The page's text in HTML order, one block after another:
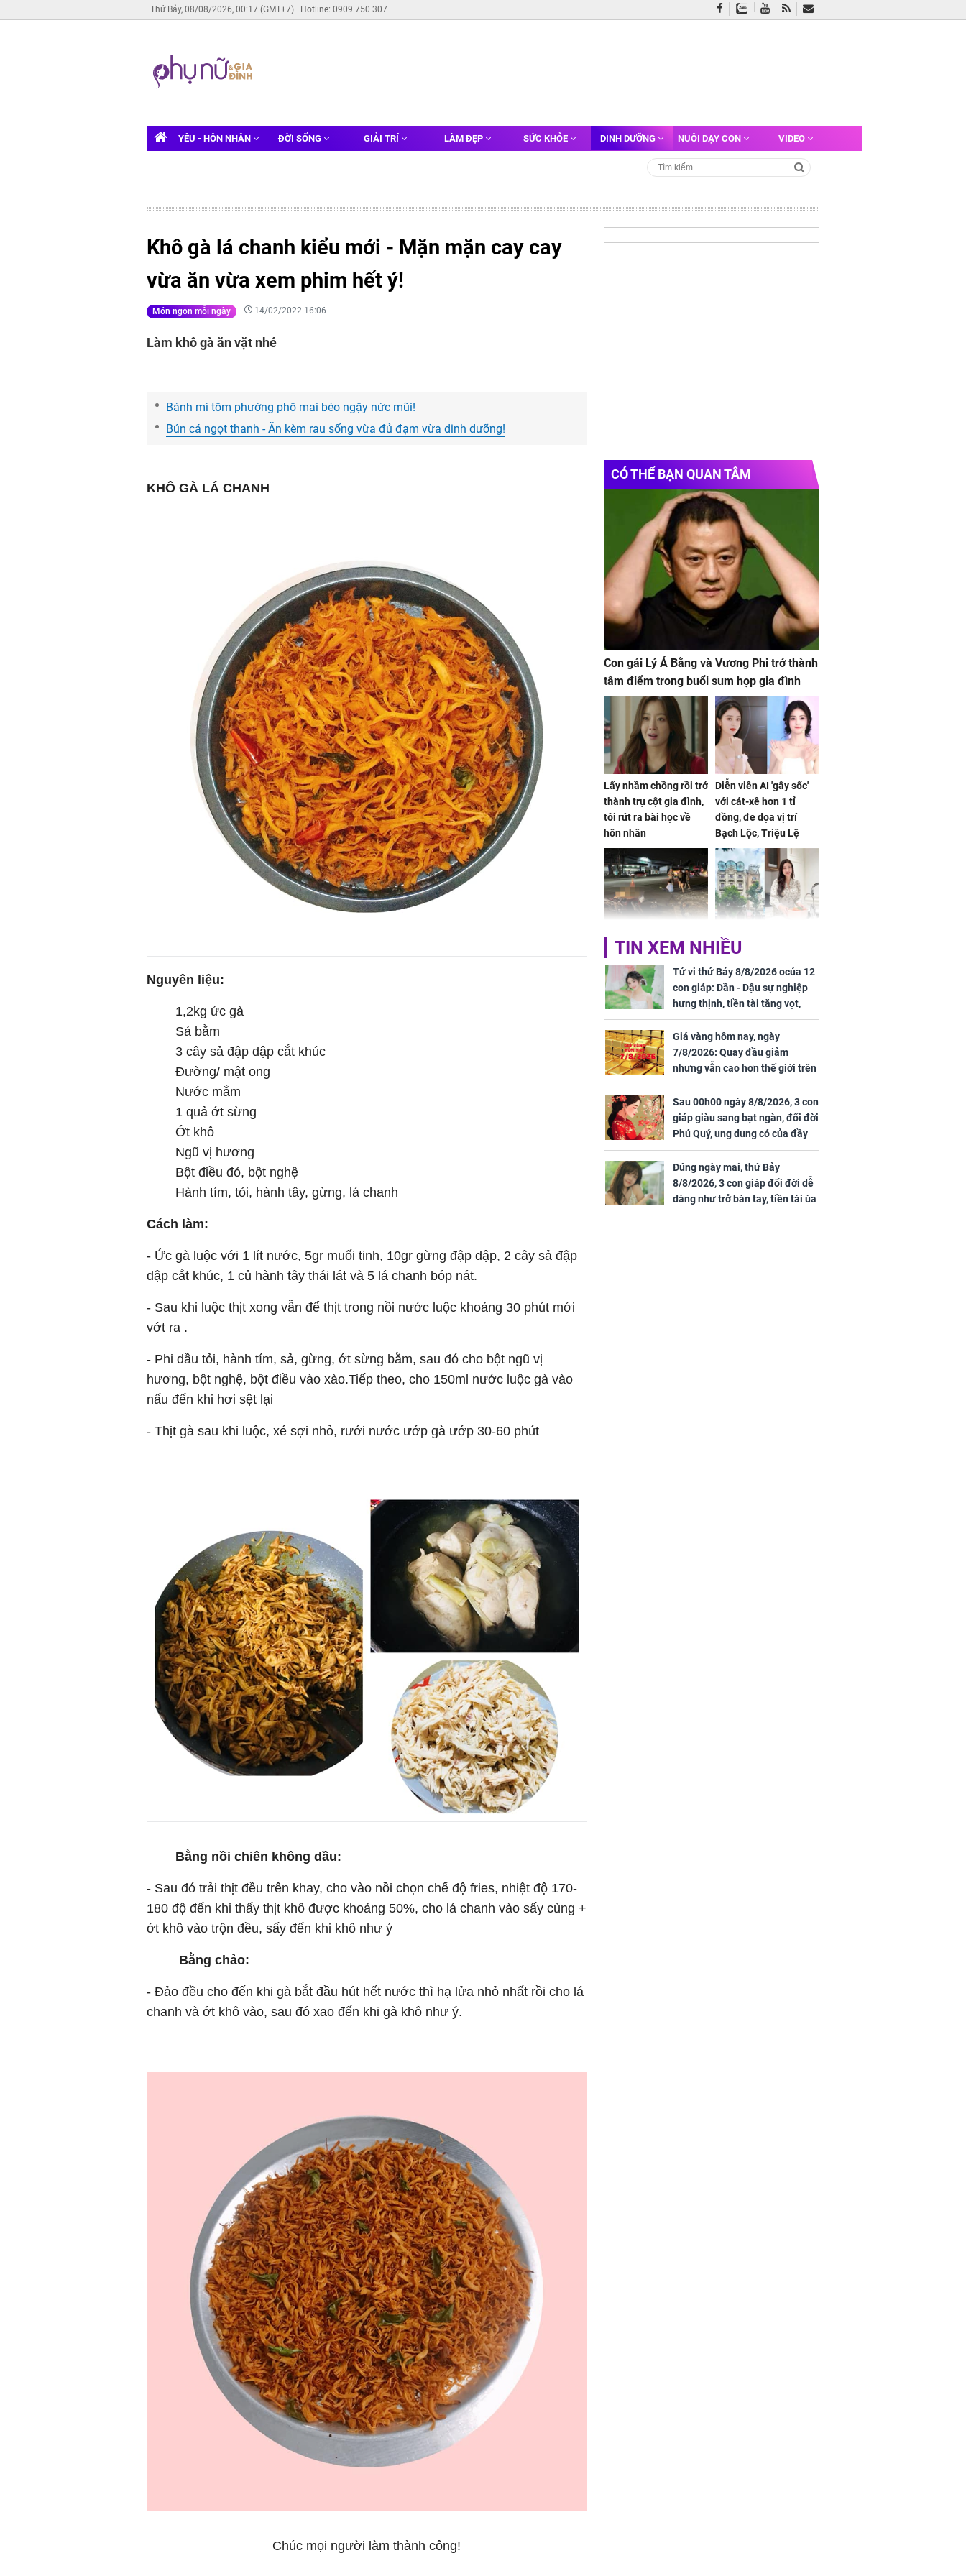
Thứ Bảy, 08/08/2026, 00:17 (GMT+7) Hotline: 0909 750 307
YÊU - HÔN NHÂN ĐỜI SỐNG GIẢI TRÍ LÀM ĐẸP SỨC KHỎE DINH DƯỠNG NUÔI DẠY CON VIDEO
Khô gà lá chanh kiểu mới - Mặn mặn cay cay
vừa ăn vừa xem phim hết ý!
Món ngon mỗi ngày 14/02/2022 16:06
Làm khô gà ăn vặt nhé
Bánh mì tôm phướng phô mai béo ngậy nức mũi!
Bún cá ngọt thanh - Ăn kèm rau sống vừa đủ đạm vừa dinh dưỡng!
KHÔ GÀ LÁ CHANH
Nguyên liệu:
1,2kg ức gà
Sả bằm
3 cây sả đập dập cắt khúc
Đường/ mật ong
Nước mắm
1 quả ớt sừng
Ớt khô
Ngũ vị hương
Bột điều đỏ, bột nghệ
Hành tím, tỏi, hành tây, gừng, lá chanh
Cách làm:
- Ức gà luộc với 1 lít nước, 5gr muối tinh, 10gr gừng đập dập, 2 cây sả đập
dập cắt khúc, 1 củ hành tây thái lát và 5 lá chanh bóp nát.
- Sau khi luộc thịt xong vẫn để thịt trong nồi nước luộc khoảng 30 phút mới
vớt ra .
- Phi dầu tỏi, hành tím, sả, gừng, ớt sừng bằm, sau đó cho bột ngũ vị
hương, bột nghệ, bột điều vào xào.Tiếp theo, cho 150ml nước luộc gà vào
nấu đến khi hơi sệt lại
- Thịt gà sau khi luộc, xé sợi nhỏ, rưới nước ướp gà ướp 30-60 phút
Bằng nồi chiên không dầu:
- Sau đó trải thịt đều trên khay, cho vào nồi chọn chế độ fries, nhiệt độ 170-
180 độ đến khi thấy thịt khô được khoảng 50%, cho lá chanh vào sấy cùng +
ớt khô vào trộn đều, sấy đến khi khô như ý
Bằng chảo:
- Đảo đều cho đến khi gà bắt đầu hút hết nước thì hạ lửa nhỏ nhất rồi cho lá
chanh và ớt khô vào, sau đó xao đến khi gà khô như ý.
Chúc mọi người làm thành công!
CÓ THỂ BẠN QUAN TÂM
Con gái Lý Á Bằng và Vương Phi trở thành
tâm điểm trong buổi sum họp gia đình
Lấy nhầm chồng rồi trở
thành trụ cột gia đình,
tôi rút ra bài học về
hôn nhân
Diễn viên AI 'gây sốc'
với cát-xê hơn 1 tỉ
đồng, đe dọa vị trí
Bạch Lộc, Triệu Lệ
Dĩnh
TP.HCM: Nữ công nhân
tử vong trên đường đi
làm về trong khu công
nghiệp Sóng Thần
Đỗ Mỹ Linh hé lộ góc
bếp chill của nhà mới -
cạnh biệt thự bầu Hiển
Sau 00h00 ngày
8/8/2026, 3 con giáp
giàu sang bạt ngàn,
đổi đời Phú Quý, ung
dung có của đầy nhà,
ngày càng hưng thịnh
sung túc
TIN XEM NHIỀU
Tử vi thứ Bảy 8/8/2026 ocủa 12
con giáp: Dần - Dậu sự nghiệp
hưng thịnh, tiền tài tăng vọt,
Mão - Thân công việc bất trắc,
tiền mất tật mang
Giá vàng hôm nay, ngày
7/8/2026: Quay đầu giảm
nhưng vẫn cao hơn thế giới trên
7 triệu đồng
Sau 00h00 ngày 8/8/2026, 3 con
giáp giàu sang bạt ngàn, đổi đời
Phú Quý, ung dung có của đầy
nhà, ngày càng hưng thịnh sung
túc
Đúng ngày mai, thứ Bảy
8/8/2026, 3 con giáp đổi đời dễ
dàng như trở bàn tay, tiền tài ùa